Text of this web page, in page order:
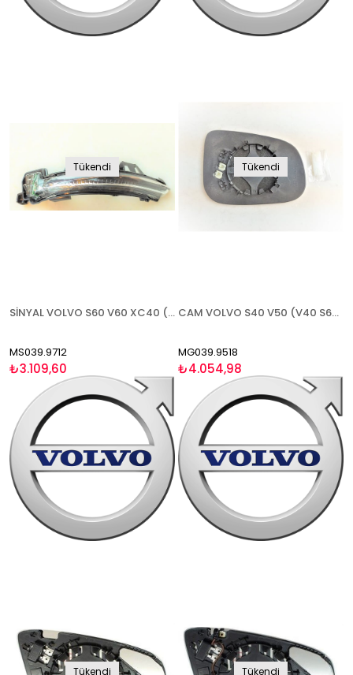
Tükendi
SİNYAL VOLVO S60 V60 XC40 (S90 V90 2017-) 2019- SOL
MS039.9712
₺3.109,60
Tükendi
CAM VOLVO S40 V50 (V40 S60 S80 2012-)(C30 2011-2013 HB)(C70 2010-2016) 2009- ISITMALI ASFERİK SOL
MG039.9518
₺4.054,98
Tükendi Tükendi